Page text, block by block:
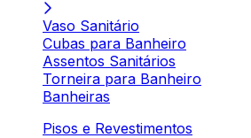
Vaso Sanitário
Cubas para Banheiro
Assentos Sanitários
Torneira para Banheiro
Banheiras
Pisos e Revestimentos